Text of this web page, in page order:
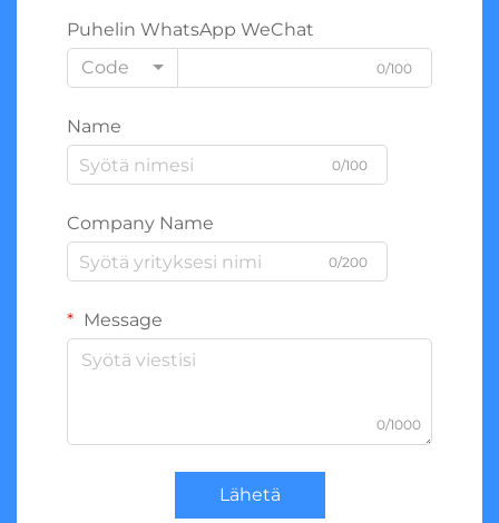
Puhelin WhatsApp WeChat
Code
0/100
Name
0/100
Company Name
0/200
Message
0/1000
Lähetä